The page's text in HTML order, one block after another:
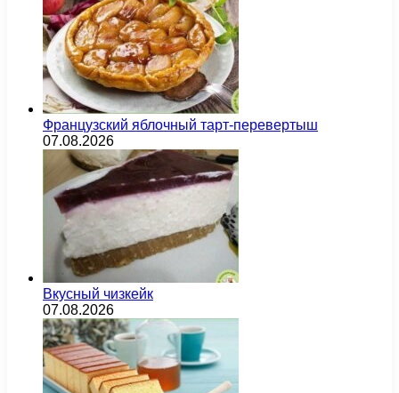
Французский яблочный тарт-перевертыш
07.08.2026
Вкусный чизкейк
07.08.2026